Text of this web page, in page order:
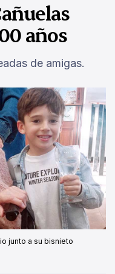
años
de amigas.
junto a su bisnieto